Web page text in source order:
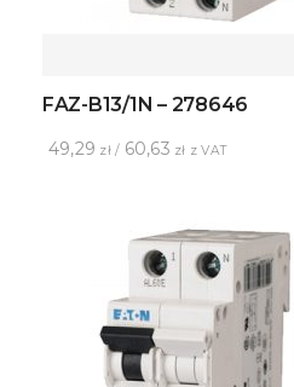
FAZ-B13/1N – 278646
49,29 zł / 60,63 zł z VAT